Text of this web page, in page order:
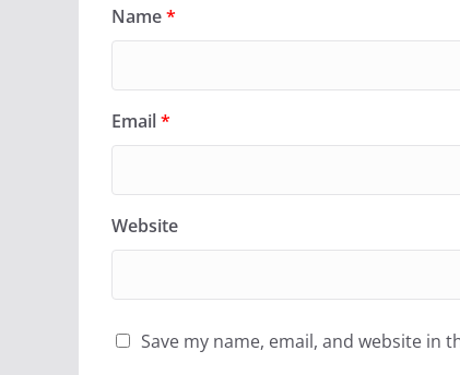
Name*
Email*
Website
Save my name, email, and website in